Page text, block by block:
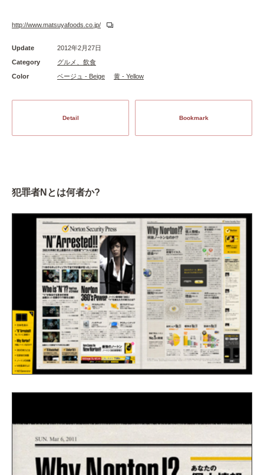
http://www.matsuyafoods.co.jp/
Update
2012年2月27日
Category
グルメ、飲食
Color
ベージュ - Beige 黄 - Yellow
Detail Bookmark
犯罪者Nとは何者か?